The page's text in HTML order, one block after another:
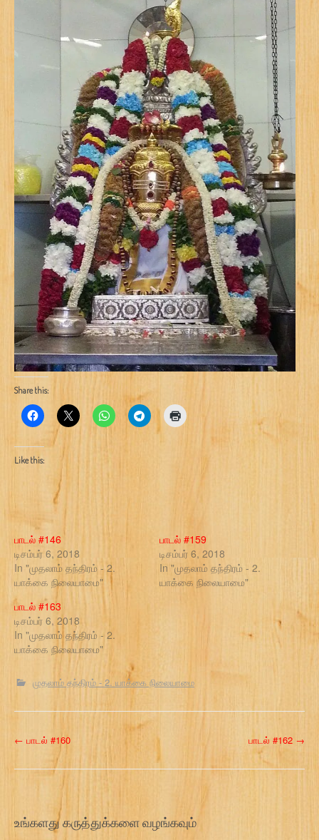
Share this:
Like this:
பாடல் #146
டிசம்பர் 6, 2018
In "முதலாம் தந்திரம் - 2.
யாக்கை நிலையாமை"
பாடல் #159
டிசம்பர் 6, 2018
In "முதலாம் தந்திரம் - 2.
யாக்கை நிலையாமை"
பாடல் #163
டிசம்பர் 6, 2018
In "முதலாம் தந்திரம் - 2.
யாக்கை நிலையாமை"
முதலாம் தந்திரம் - 2. யாக்கை நிலையாமை
P
o
t
← பாடல் #160 பாடல் #162 →
உங்களது கருத்துக்களை வழங்கவும்